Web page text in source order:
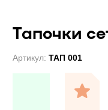
Тапочки
Артикул: ТАП 001